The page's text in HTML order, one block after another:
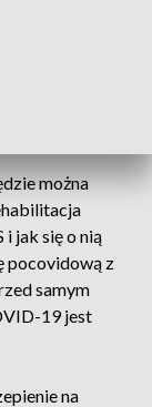
można
jak się o nią
pocovidową z
samym
19 jest
na